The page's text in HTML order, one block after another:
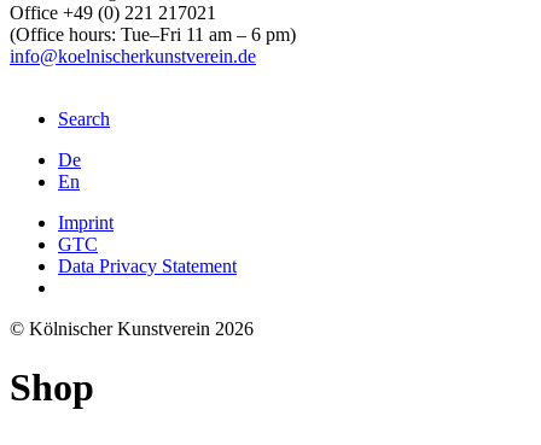
Office +49 (0) 221 217021
(Office hours: Tue–Fri 11 am – 6 pm)
info@koelnischerkunstverein.de
Search
De
En
Imprint
GTC
Data Privacy Statement
© Kölnischer Kunstverein 2026
Shop